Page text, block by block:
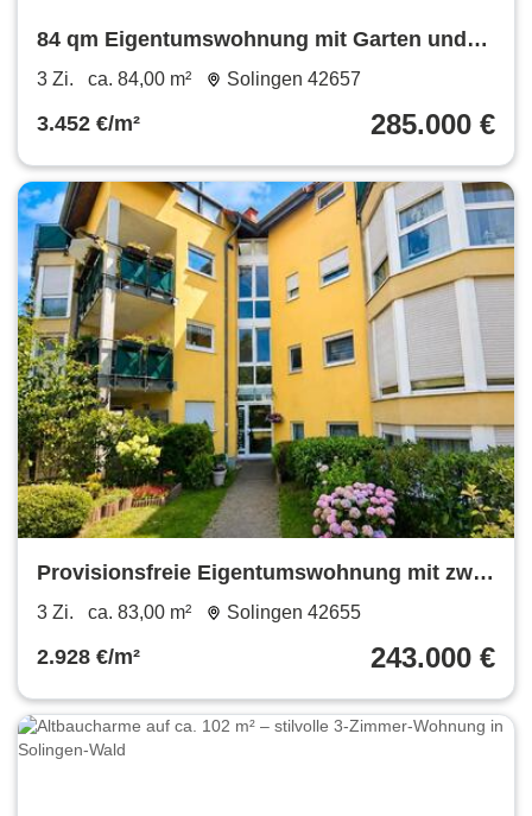
84 qm Eigentumswohnung mit Garten und
Garage
3 Zi. ca. 84,00 m² Solingen 42657
3.452 €/m² 285.000 €
Provisionsfreie Eigentumswohnung mit zwei
Bädern und Garage
3 Zi. ca. 83,00 m² Solingen 42655
2.928 €/m² 243.000 €